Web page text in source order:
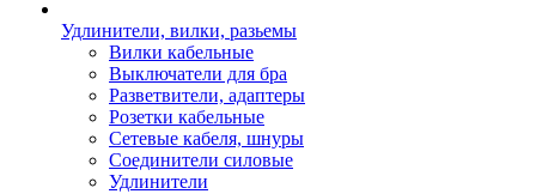
Удлинители, вилки, разьемы
Вилки кабельные
Выключатели для бра
Разветвители, адаптеры
Розетки кабельные
Сетевые кабеля, шнуры
Соединители силовые
Удлинители